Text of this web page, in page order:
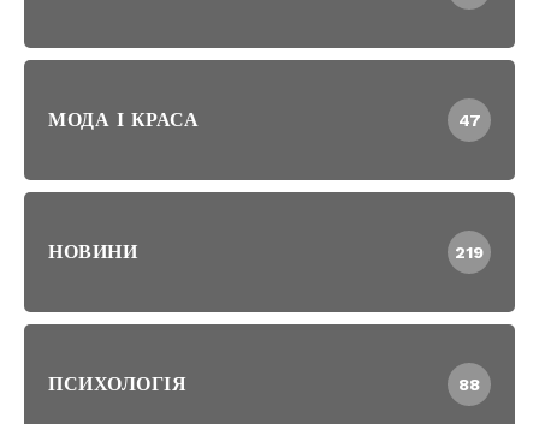
МОДА І КРАСА 47
НОВИНИ 219
ПСИХОЛОГІЯ 88